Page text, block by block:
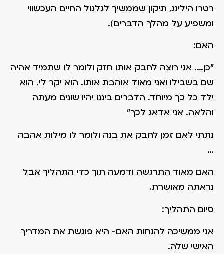
רטרו הילינג, תיקון שממשיך לגלגול החיים העכשווי
ומשפיע על מהלך הדברים).
האם:
"כן…. אני רוצה לחבק אותו חזק ולומר לו שתמיד אהיה
שם בשבילו ואני מאוד אוהבת אותו. הוא יקר לי. הוא
ילד כל כך מיוחד. הדברים ביננו יהיו שונים מעתה
והלאה. אני אדאג לכך"
נתתי לאם זמן לחבק את בנה ולומר לו מילות אהבה
…
האם מאוד התרגשה ודמעה תוך כדי התהליך אבל
נראתה מאושרת.
סיום התהליך:
אני ממשיכה להנחות האם- היא פוגשת את המדריך
האישי שלה.